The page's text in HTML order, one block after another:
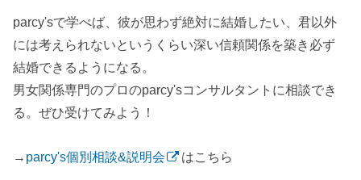
parcy'sで学べば、彼が思わず絶対に結婚したい、君以外
には考えられないというくらい深い信頼関係を築き必ず
結婚できるようになる。
男女関係専門のプロのparcy'sコンサルタントに相談でき
る。ぜひ受けてみよう！
→ parcy's個別相談&説明会 はこちら